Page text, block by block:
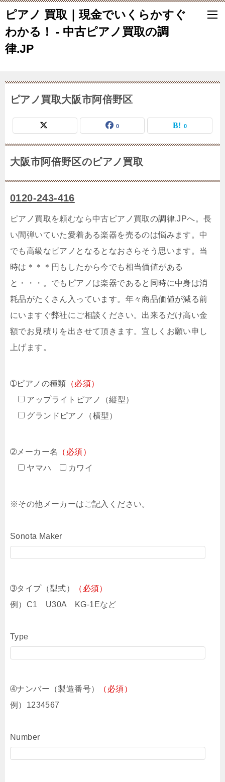
ピアノ 買取｜現金でいくらかすぐ
わかる！ - 中古ピアノ買取の調
律.JP
ピアノ買取大阪市阿倍野区
0 0
大阪市阿倍野区のピアノ買取
0120-243-416
ピアノ買取を頼むなら中古ピアノ買取の調律.JPへ。長
い間弾いていた愛着ある楽器を売るのは悩みます。中
でも高級なピアノとなるとなおさらそう思います。当
時は＊＊＊円もしたから今でも相当価値がある
と・・・。でもピアノは楽器であると同時に中身は消
耗品がたくさん入っています。年々商品価値が減る前
にいますぐ弊社にご相談ください。出来るだけ高い金
額でお見積りを出させて頂きます。宜しくお願い申し
上げます。
➀ピアノの種類 （必須）
アップライトピアノ（縦型）
グランドピアノ（横型）
➁メーカー名
（必須）
ヤマハ
カワイ
※その他メーカーはご記入ください。
Sonota Maker
➂タイプ（型式）
（必須）
例）C1 U30A KG-1Eなど
Type
➃ナンバー（製造番号）
（必須）
例）1234567
Number